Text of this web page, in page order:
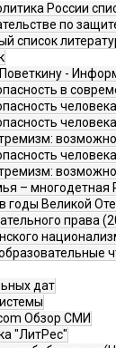
России
по
список
-
в
– многодетная
годы Великой
права
дат
Обзор СМИ
"ЛитРес"